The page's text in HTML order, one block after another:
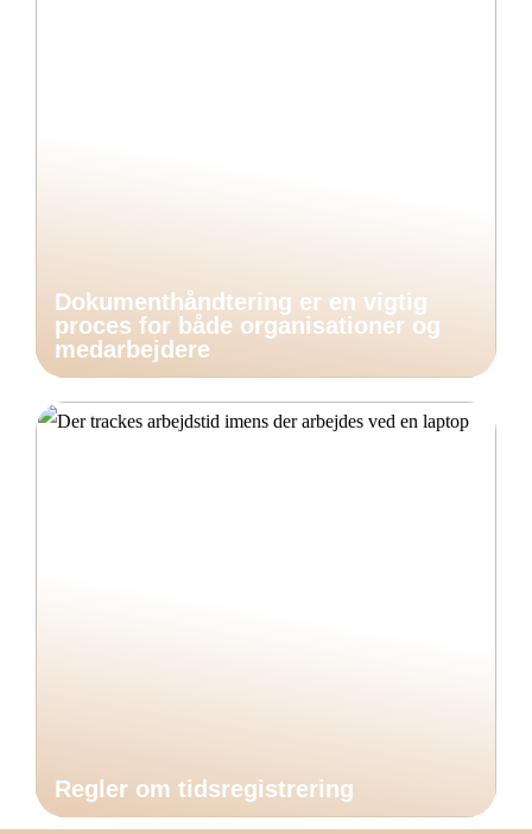
Dokumenthåndtering er en vigtig
proces for både organisationer og
medarbejdere
Regler om tidsregistrering